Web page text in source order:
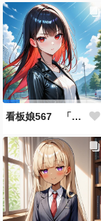
看板娘567 「雪村恋のよもやま話」